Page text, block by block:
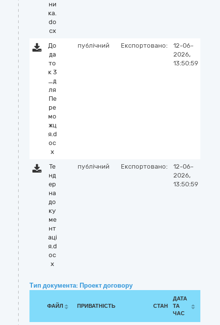
ни
ка.
do
cx
До
да
то
к 3
_д
ля
Пе
ре
мо
жц
я.d
oc
x
публічний Експортовано:
12-06-
2026,
13:50:59
Те
нд
ер
на
до
ку
ме
нт
аці
я.d
oc
x
публічний Експортовано:
12-06-
2026,
13:50:59
Тип документа: Проект договору
ФАЙЛ ПРИВАТНІСТЬ СТАН
ДАТА
ТА
ЧАС